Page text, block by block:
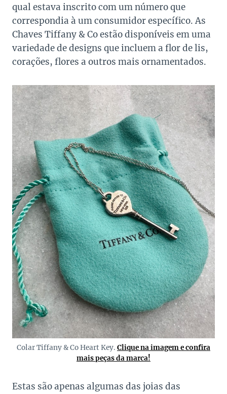
qual estava inscrito com um número que
correspondia à um consumidor específico. As
Chaves Tiffany & Co estão disponíveis em uma
variedade de designs que incluem a flor de lis,
corações, flores a outros mais ornamentados.
Colar Tiffany & Co Heart Key. Clique na imagem e confira
mais peças da marca!
Estas são apenas algumas das joias das